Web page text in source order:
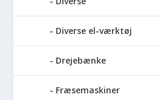
Diverse el-værktøj
Drejebænke
Fræsemaskiner